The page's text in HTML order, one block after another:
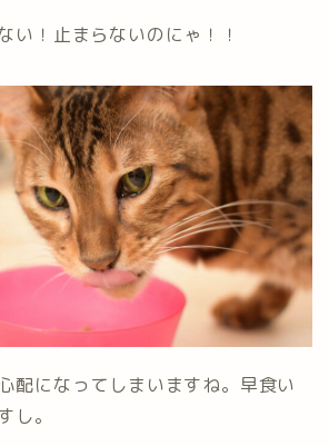
い！止まらないのにゃ！！
配になってしまいますね。早食い
し。